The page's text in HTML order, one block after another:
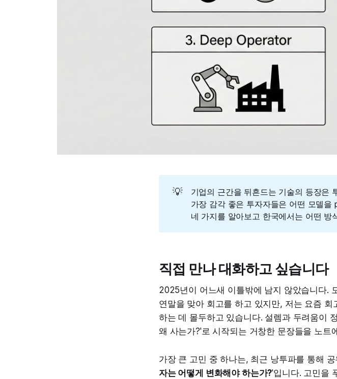
💡
기업의 근간을 뒤흔드는 기술의 등장은
가장 감각 좋은 투자자들은 어떤 모델
네 가지를 알아보고 한국에서는 어떤 방
직접 만나 대화하고 싶습니다
2025년이 어느새 이틀밖에 남지 않았습니다.
연말을 맞아 회고를 하고 있지만, 저는 요즘
하는 데 몰두하고 있습니다. 설렘과 두려움이
왜 사는가?'로 시작되는 거창한 문장들을 노트
가장 큰 고민 중 하나는, 최근 낭투파를 통해
자는 어떻게 변화해야 하는가?'입니다. 고민을